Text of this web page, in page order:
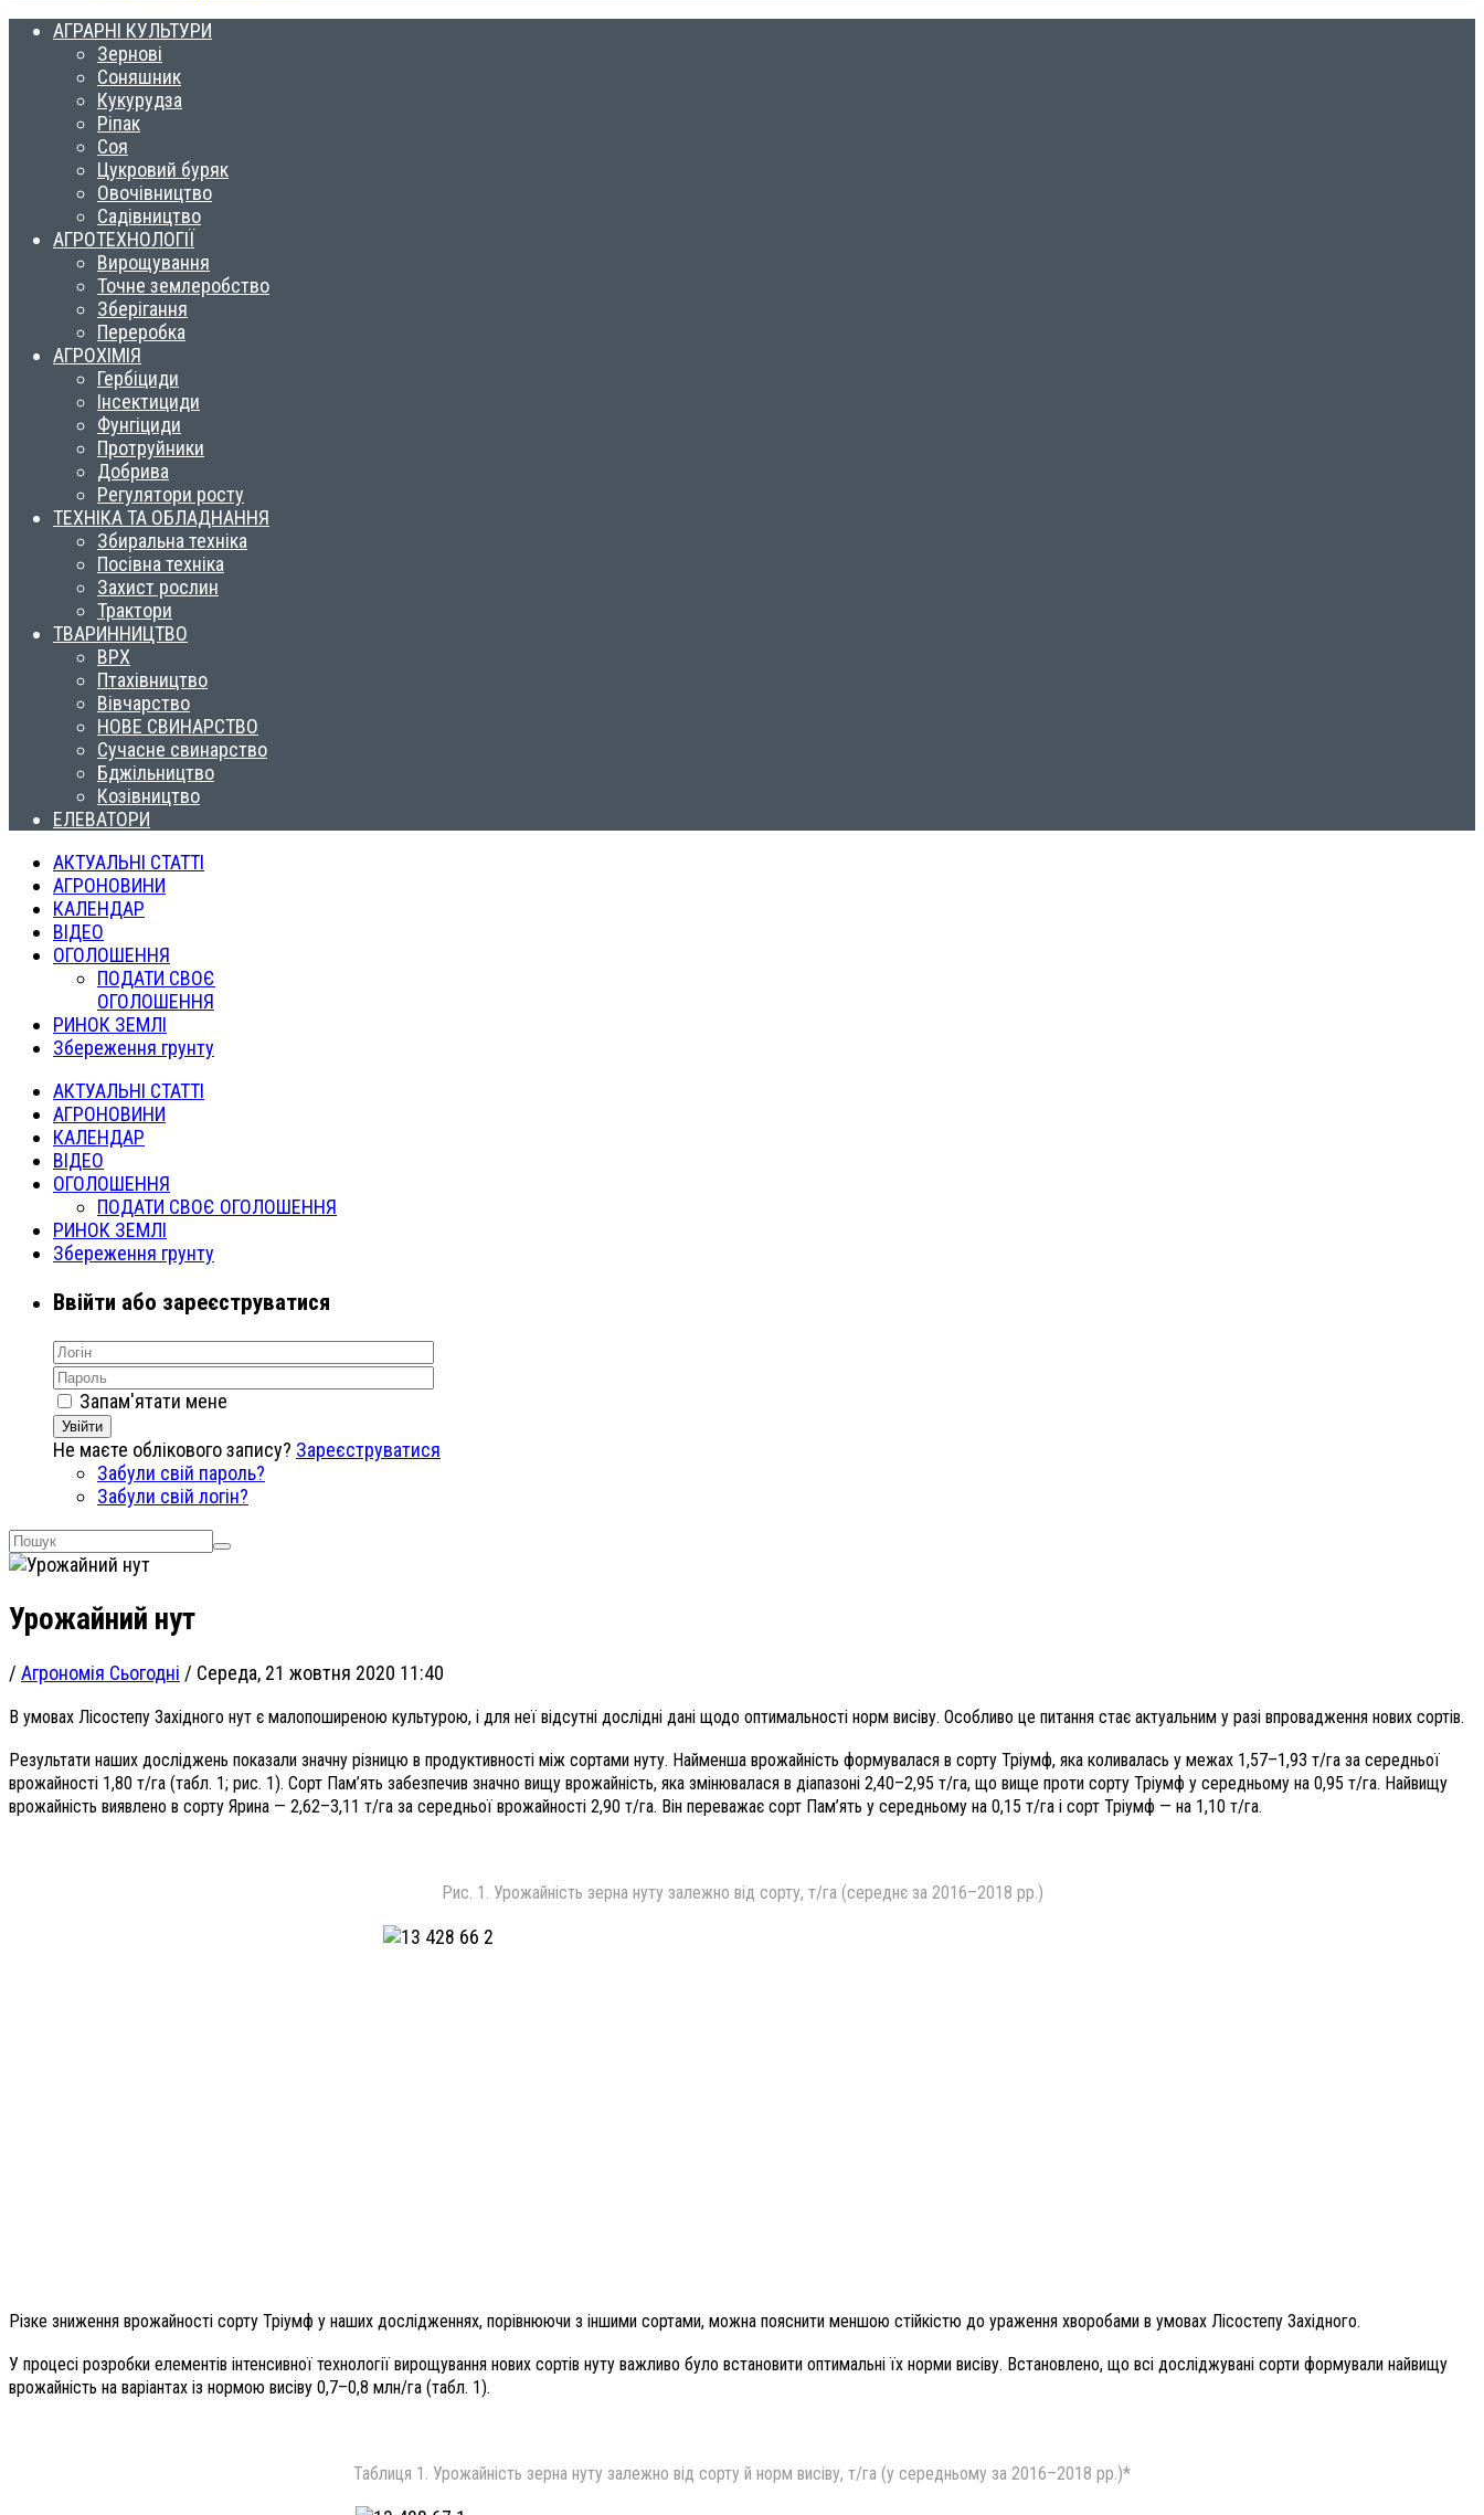
АГРАРНІ КУЛЬТУРИ
Зернові
Соняшник
Кукурудза
Ріпак
Соя
Цукровий буряк
Овочівництво
Садівництво
АГРОТЕХНОЛОГІЇ
Вирощування
Точне землеробство
Зберігання
Переробка
АГРОХІМІЯ
Гербіциди
Інсектициди
Фунгіциди
Протруйники
Добрива
Регулятори росту
ТЕХНІКА ТА ОБЛАДНАННЯ
Збиральна техніка
Посівна техніка
Захист рослин
Трактори
ТВАРИННИЦТВО
ВРХ
Птахівництво
Вівчарство
НОВЕ СВИНАРСТВО
Сучасне свинарство
Бджільництво
Козівництво
ЕЛЕВАТОРИ
АКТУАЛЬНІ СТАТТІ
АГРОНОВИНИ
КАЛЕНДАР
ВІДЕО
ОГОЛОШЕННЯ
ПОДАТИ СВОЄ
ОГОЛОШЕННЯ
РИНОК ЗЕМЛІ
Збереження грунту
АКТУАЛЬНІ СТАТТІ
АГРОНОВИНИ
КАЛЕНДАР
ВІДЕО
ОГОЛОШЕННЯ
ПОДАТИ СВОЄ ОГОЛОШЕННЯ
РИНОК ЗЕМЛІ
Збереження грунту
Ввійти або зареєструватися
Запам'ятати мене
Увійти
Не маєте облікового запису? Зареєструватися
Забули свій пароль?
Забули свій логін?
Урожайний нут
/ Агрономія Сьогодні / Середа, 21 жовтня 2020 11:40
В умовах Лісостепу Західного нут є малопоширеною культурою, і для неї відсутні дослідні дані щодо оптимальності норм висіву. Особливо це питання стає актуальним у разі впровадження нових сортів.
Результати наших досліджень показали значну різницю в продуктивності між сортами нуту. Найменша врожайність формувалася в сорту Тріумф, яка коливалась у межах 1,57–1,93 т/га за середньої
врожайності 1,80 т/га (табл. 1; рис. 1). Сорт Пам’ять забезпечив значно вищу врожайність, яка змінювалася в діапазоні 2,40–2,95 т/га, що вище проти сорту Тріумф у середньому на 0,95 т/га. Найвищу
врожайність виявлено в сорту Ярина — 2,62–3,11 т/га за середньої врожайності 2,90 т/га. Він переважає сорт Пам’ять у середньому на 0,15 т/га і сорт Тріумф — на 1,10 т/га.
Рис. 1. Урожайність зерна нуту залежно від сорту, т/га (середнє за 2016–2018 рр.)
Різке зниження врожайності сорту Тріумф у наших дослідженнях, порівнюючи з іншими сортами, можна пояснити меншою стійкістю до ураження хворобами в умовах Лісостепу Західного.
У процесі розробки елементів інтенсивної технології вирощування нових сортів нуту важливо було встановити оптимальні їх норми висіву. Встановлено, що всі досліджувані сорти формували найвищу
врожайність на варіантах із нормою висіву 0,7–0,8 млн/га (табл. 1).
Таблиця 1. Урожайність зерна нуту залежно від сорту й норм висіву, т/га (у середньому за 2016–2018 рр.)*